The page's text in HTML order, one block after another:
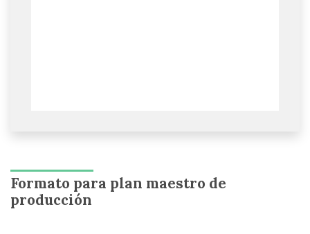
Formato para plan maestro de
producción